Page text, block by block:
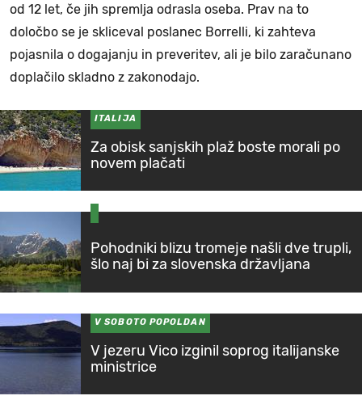
od 12 let, če jih spremlja odrasla oseba. Prav na to
določbo se je skliceval poslanec Borrelli, ki zahteva
pojasnila o dogajanju in preveritev, ali je bilo zaračunano
doplačilo skladno z zakonodajo.
ITALIJA
Za obisk sanjskih plaž boste morali po
novem plačati
Pohodniki blizu tromeje našli dve trupli,
šlo naj bi za slovenska državljana
V SOBOTO POPOLDAN
V jezeru Vico izginil soprog italijanske
ministrice